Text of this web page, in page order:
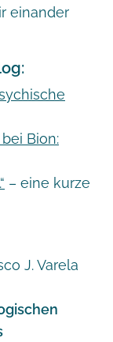
einander
Bion:
– eine kurze
J. Varela